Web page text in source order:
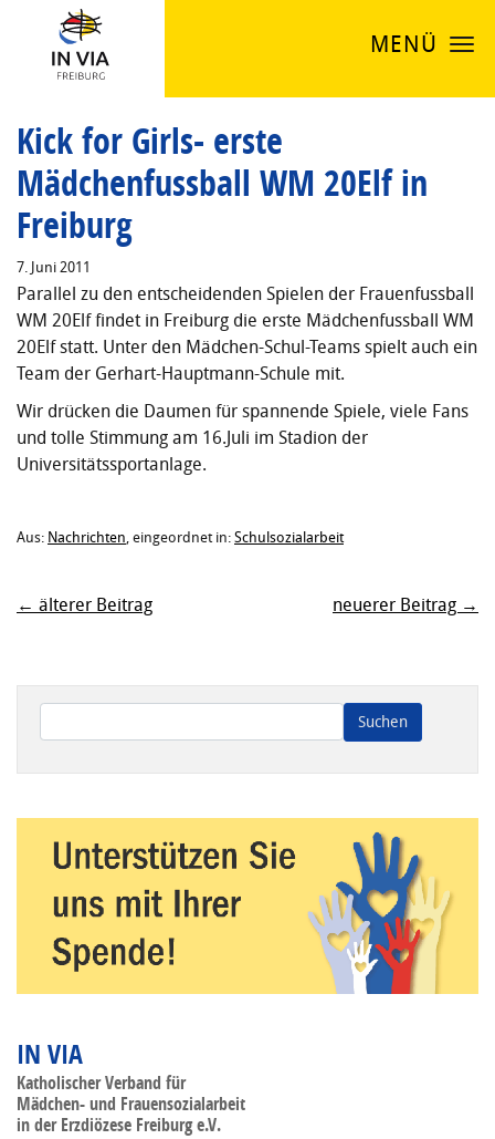
MENÜ
Kick for Girls- erste
Mädchenfussball WM 20Elf in
Freiburg
7. Juni 2011
Parallel zu den entscheidenden Spielen der Frauenfussball
WM 20Elf findet in Freiburg die erste Mädchenfussball WM
20Elf statt. Unter den Mädchen-Schul-Teams spielt auch ein
Team der Gerhart-Hauptmann-Schule mit.
Wir drücken die Daumen für spannende Spiele, viele Fans
und tolle Stimmung am 16.Juli im Stadion der
Universitätssportanlage.
Aus: Nachrichten , eingeordnet in: Schulsozialarbeit
neuerer Beitrag →
← älterer Beitrag
IN VIA
Katholischer Verband für
Mädchen- und Frauensozialarbeit
in der Erzdiözese Freiburg e.V.